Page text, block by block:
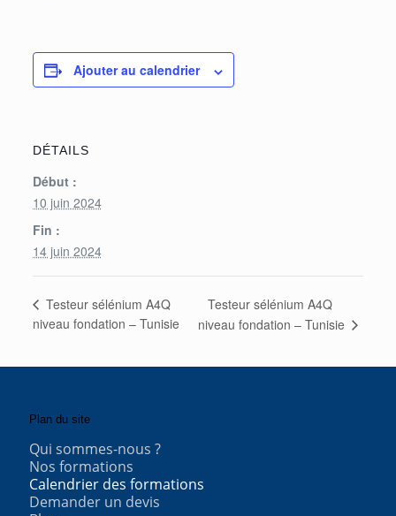
Ajouter au calendrier
DÉTAILS
Début :
10 juin 2024
Fin :
14 juin 2024
Testeur sélénium A4Q
niveau fondation – Tunisie
Testeur sélénium A4Q
niveau fondation – Tunisie
Plan du site
Qui sommes-nous ?
Nos formations
Calendrier des formations
Demander un devis